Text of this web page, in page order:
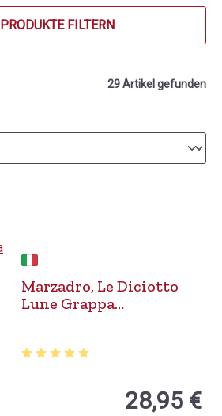
PRODUKTE FILTERN
29 Artikel gefunden
Marzadro, Le Diciotto
Lune Grappa
28,95 €